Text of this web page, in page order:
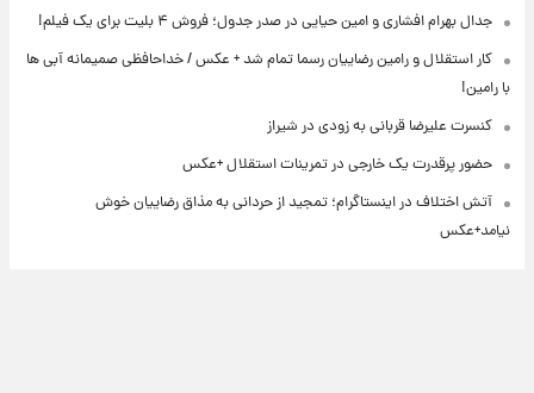
جدال بهرام افشاری و امین حیایی در صدر جدول؛ فروش ۴ بلیت برای یک فیلم!
کار استقلال و رامین رضاییان رسما تمام شد + عکس / خداحافظی صمیمانه آبی ها
با رامین!
کنسرت علیرضا قربانی به زودی در شیراز
حضور پرقدرت یک خارجی در تمرینات استقلال +عکس
آتش اختلاف در اینستاگرام؛ تمجید از حردانی به مذاق رضاییان خوش
نیامد+عکس